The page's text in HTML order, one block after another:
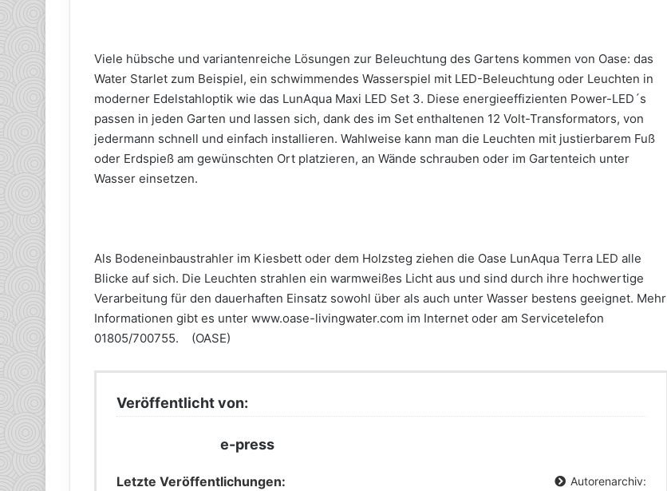
Viele hübsche und variantenreiche Lösungen zur Beleuchtung des Gartens kommen von Oase: das
Water Starlet zum Beispiel, ein schwimmendes Wasserspiel mit LED-Beleuchtung oder Leuchten in
moderner Edelstahloptik wie das LunAqua Maxi LED Set 3. Diese energieeffizienten Power-LED´s
passen in jeden Garten und lassen sich, dank des im Set enthaltenen 12 Volt-Transformators, von
jedermann schnell und einfach installieren. Wahlweise kann man die Leuchten mit justierbarem Fuß
oder Erdspieß am gewünschten Ort platzieren, an Wände schrauben oder im Gartenteich unter
Wasser einsetzen.
Als Bodeneinbaustrahler im Kiesbett oder dem Holzsteg ziehen die Oase LunAqua Terra LED alle
Blicke auf sich. Die Leuchten strahlen ein warmweißes Licht aus und sind durch ihre hochwertige
Verarbeitung für den dauerhaften Einsatz sowohl über als auch unter Wasser bestens geeignet. Mehr
Informationen gibt es unter www.oase-livingwater.com im Internet oder am Servicetelefon
01805/700755. (OASE)
Veröffentlicht von:
e-press
Letzte Veröffentlichungen: Autorenarchiv: